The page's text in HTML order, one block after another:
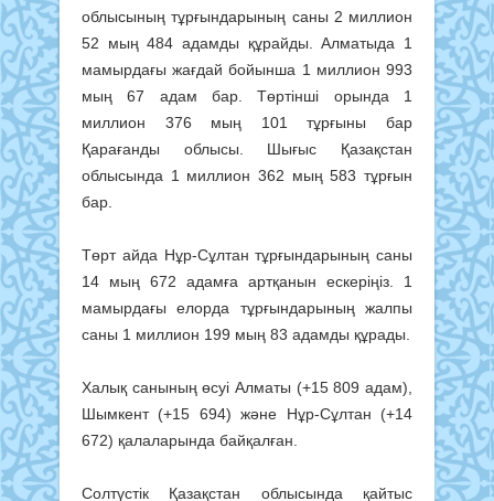
облысының тұрғындарының саны 2 миллион
52 мың 484 адамды құрайды. Алматыда 1
мамырдағы жағдай бойынша 1 миллион 993
мың 67 адам бар. Төртінші орында 1
миллион 376 мың 101 тұрғыны бар
Қарағанды облысы. Шығыс Қазақстан
облысында 1 миллион 362 мың 583 тұрғын
бар.
Төрт айда Нұр-Сұлтан тұрғындарының саны
14 мың 672 адамға артқанын ескеріңіз. 1
мамырдағы елорда тұрғындарының жалпы
саны 1 миллион 199 мың 83 адамды құрады.
Халық санының өсуі Алматы (+15 809 адам),
Шымкент (+15 694) және Нұр-Сұлтан (+14
672) қалаларында байқалған.
Солтүстік Қазақстан облысында қайтыс